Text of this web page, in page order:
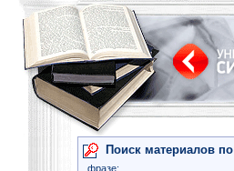
Поиск материалов по
фразе: